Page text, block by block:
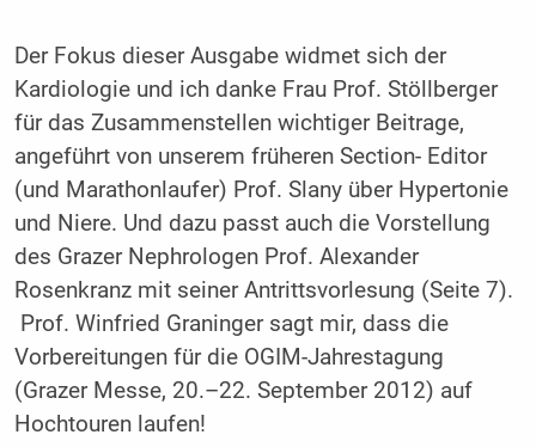
Der Fokus dieser Ausgabe widmet sich der
Kardiologie und ich danke Frau Prof. Stöllberger
für das Zusammenstellen wichtiger Beitrage,
angeführt von unserem früheren Section- Editor
(und Marathonlaufer) Prof. Slany über Hypertonie
und Niere. Und dazu passt auch die Vorstellung
des Grazer Nephrologen Prof. Alexander
Rosenkranz mit seiner Antrittsvorlesung (Seite 7).
Prof. Winfried Graninger sagt mir, dass die
Vorbereitungen für die OGIM-Jahrestagung
(Grazer Messe, 20.–22. September 2012) auf
Hochtouren laufen!